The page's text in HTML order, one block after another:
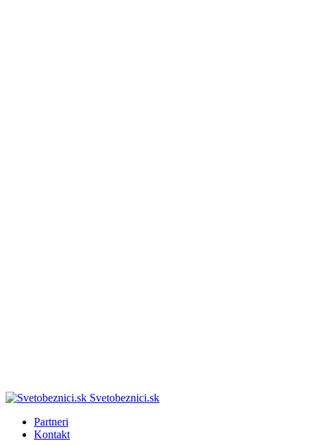
Svetobeznici.sk
Partneri
Kontakt